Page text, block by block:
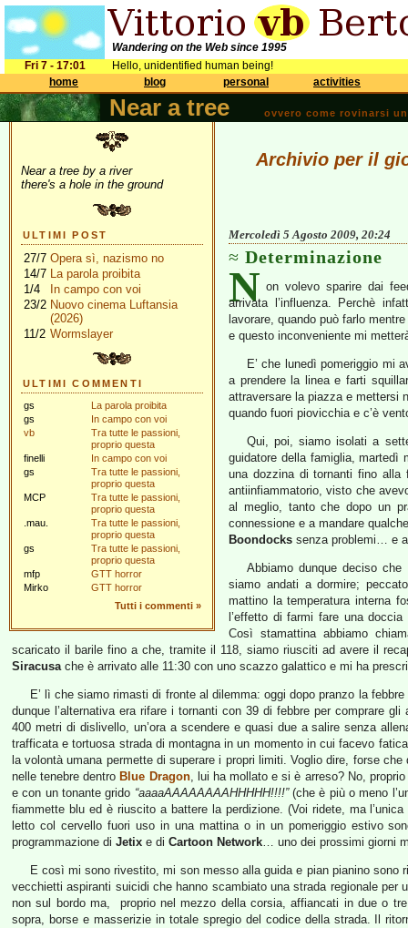
Wandering on the Web since 1995
Fri 7 - 17:01
Hello, unidentified human being!
home
blog personal activities
Near a tree ovvero come rovinarsi
Near a tree by a river
there's a hole in the ground
ULTIMI POST
27/7 Opera sì, nazismo no
14/7 La parola proibita
1/4
In campo con voi
23/2 Nuovo cinema Luftansia
(2026)
11/2 Wormslayer
ULTIMI COMMENTI
gs
La parola proibita
gs
In campo con voi
vb
Tra tutte le passioni,
proprio questa
finelli
In campo con voi
gs
Tra tutte le passioni,
proprio questa
MCP
Tra tutte le passioni,
proprio questa
.mau.
Tra tutte le passioni,
proprio questa
gs
Tra tutte le passioni,
proprio questa
mfp
GTT horror
Mirko
GTT horror
Tutti i commenti »
Archivio per il
Mercoledì 5 Agosto 2009, 20:24
Determinazione
N on volevo sparire dai
arrivata l’influenza. Perchè
lavorare, quando può farlo
e questo inconveniente mi
E’ che lunedì pomeriggio mi
a prendere la linea e farti
attraversare la piazza e mettersi
quando fuori piovicchia e c’è
Qui, poi, siamo isolati a
guidatore della famiglia, martedì
una dozzina di tornanti fino
antiinfiammatorio, visto che
al meglio, tanto che dopo un
connessione e a mandare
Boondocks senza problemi… e
Abbiamo dunque deciso
siamo andati a dormire;
mattino la temperatura interna
l’effetto di farmi fare una
Così stamattina abbiamo
scaricato il barile fino a che, tramite il 118, siamo riusciti ad avere il
Siracusache è arrivato alle 11:30 con uno scazzo galattico e mi ha
E’ lì che siamo rimasti di fronte al dilemma: oggi dopo pranzo la
dunque l’alternativa era rifare i tornanti con 39 di febbre per comprare
400 metri di dislivello, un’ora a scendere e quasi due a salire senza
trafficata e tortuosa strada di montagna in un momento in cui facevo
la volontà umana permette di superare i propri limiti. Voglio dire, forse
nelle tenebre dentro Blue Dragon, lui ha mollato e si è arreso? No,
e con un tonante grido “aaaaAAAAAAAAHHHHH!!!!”(che è più o meno
fiammette blu ed è riuscito a battere la perdizione. (Voi ridete, ma
letto col cervello fuori uso in una mattina o in un pomeriggio estivo
programmazione di Jetix e di Cartoon Network… uno dei prossimi giorni
E così mi sono rivestito, mi son messo alla guida e pian pianino sono
vecchietti aspiranti suicidi che hanno scambiato una strada regionale per
non sul bordo ma, proprio nel mezzo della corsia, affiancati in due o
sopra, borse e masserizie in totale spregio del codice della strada. Il